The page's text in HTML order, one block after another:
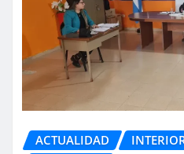
ACTUALIDAD